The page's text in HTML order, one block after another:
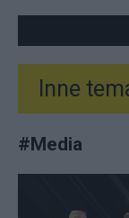
Inne
#Media